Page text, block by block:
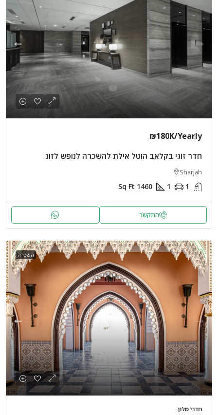
₪180K/Yearly
חדר זוגי בקלאב הוטל אילת להשכרה לנופש לזוג
Sharjah
1
1
1460
Sq Ft
התקשר
השכרה
חדרי מלון